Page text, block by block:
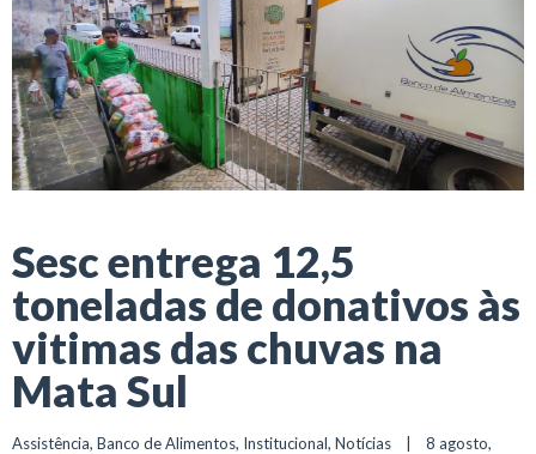
Sesc entrega 12,5
toneladas de donativos às
vitimas das chuvas na
Mata Sul
Assistência, Banco de Alimentos, Institucional, Notícias
    |    8 agosto,